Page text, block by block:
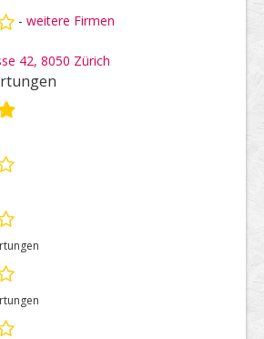
- weitere Firmen
42, 8050 Zürich